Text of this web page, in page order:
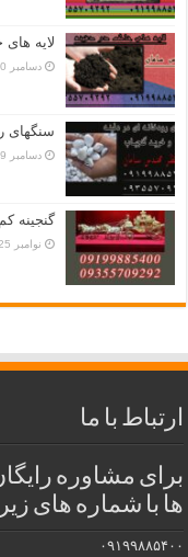
لایه های
دسامبر 10, 2023
سنگهای
دسامبر 9, 2023
گنجینه
نوامبر 25, 2023
ارتباط با ما
برای مشاوره
ها با شماره های
۰۹۱۹۹۸۸۵۴۰۰